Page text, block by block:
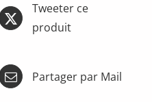
Tweeter ce
produit
Partager par Mail